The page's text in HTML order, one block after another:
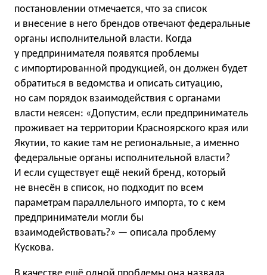
постановлении отмечается, что за список
и внесение в него брендов отвечают федеральные
органы исполнительной власти. Когда
у предпринимателя появятся проблемы
с импортированной продукцией, он должен будет
обратиться в ведомства и описать ситуацию,
но сам порядок взаимодействия с органами
власти неясен: «Допустим, если предприниматель
проживает на территории Красноярского края или
Якутии, то какие там не региональные, а именно
федеральные органы исполнительной власти?
И если существует ещё некий бренд, который
не внесён в список, но подходит по всем
параметрам параллельного импорта, то с кем
предприниматели могли бы
взаимодействовать?» — описала проблему
Кускова.